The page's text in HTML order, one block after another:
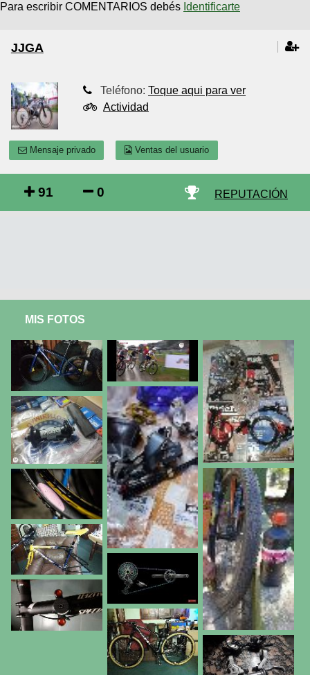
Para escribir COMENTARIOS debés Identificarte
JJGA
Teléfono: Toque aqui para ver
Actividad
Mensaje privado Ventas del usuario
91 0 REPUTACIÓN
MIS FOTOS